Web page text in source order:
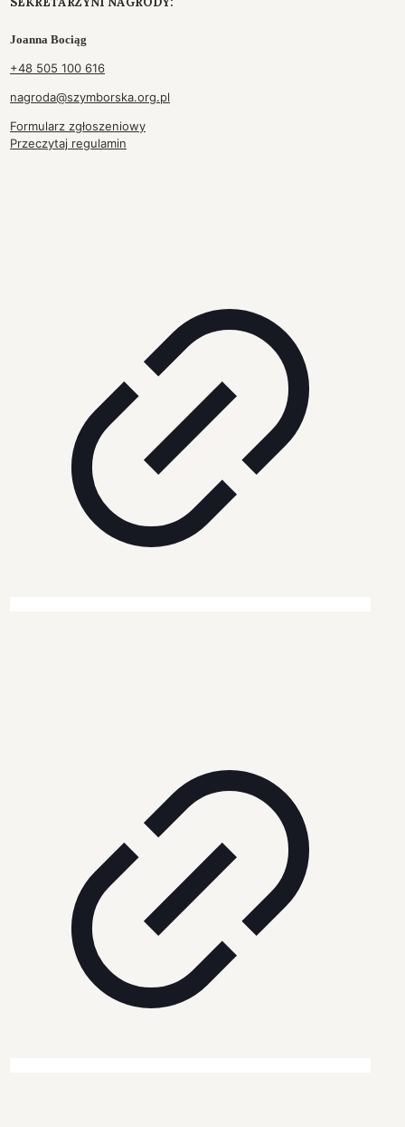
Joanna Bociąg
+48 505 100 616
nagroda@szymborska.org.pl
Formularz zgłoszeniowy
Przeczytaj regulamin